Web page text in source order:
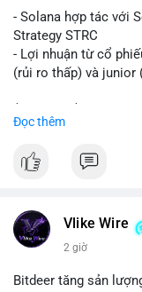
- Solana hợp tác với
Strategy STRC
- Lợi nhuận từ cổ
(rủi ro thấp) và junior
Đọc thêm
Vlike Wire
2 giờ
Bitdeer tăng sản